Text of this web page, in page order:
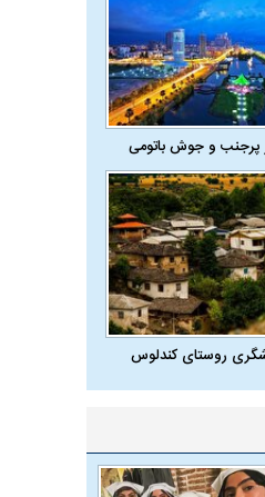
و جوش باتومی
روستای کندلوس